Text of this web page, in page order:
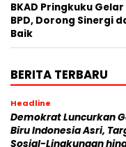
BKAD Pringkuku
BPD, Dorong Sinergi
Baik
BERITA TERBARU
Headline
Demokrat Luncurkan
Biru Indonesia Asri,
Sosial-Lingkungan